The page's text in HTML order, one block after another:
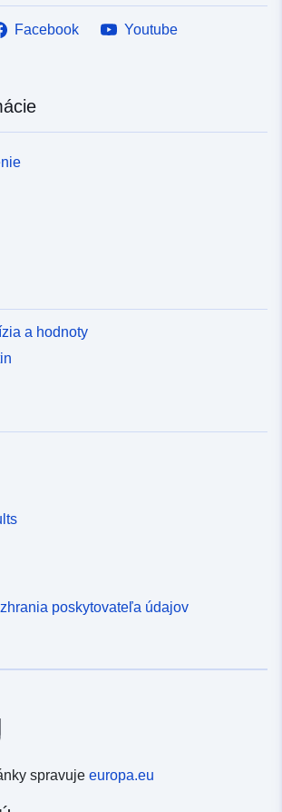
Facebook
Youtube
a hodnoty
poskytovateľa údajov
spravuje europa.eu